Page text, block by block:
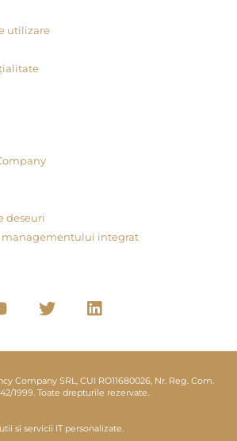
utilizare
deseuri
integrat
Company SRL, CUI RO11680026, Nr. Reg. Com.
1999. Toate drepturile rezervate.
si servicii IT personalizate.